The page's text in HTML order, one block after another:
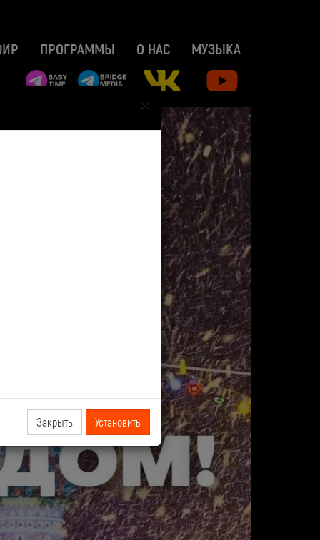
ПРОГРАММЫ О НАС МУЗЫКА
×
Закрыть Установить